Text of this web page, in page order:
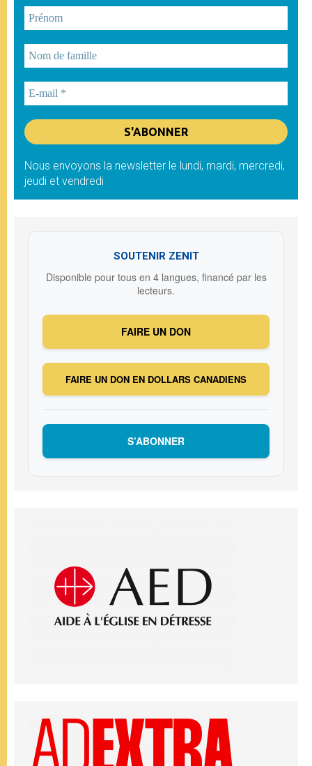
Nous envoyons la newsletter le lundi, mardi, mercredi,
jeudi et vendredi
SOUTENIR ZENIT
Disponible pour tous en 4 langues, financé par les
lecteurs.
FAIRE UN DON
FAIRE UN DON EN DOLLARS CANADIENS
S’ABONNER